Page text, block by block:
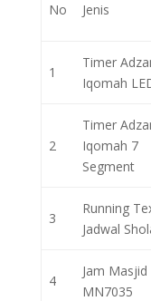
No Jenis
1
Timer
Iqomah
2
Timer
Iqomah 7
Segment
3
Running
Jadwal
4
Jam Masjid
MN7035